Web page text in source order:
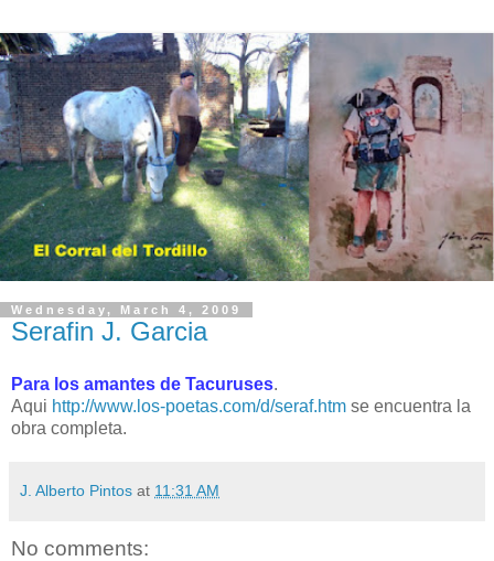
Wednesday, March 4, 2009
Serafin J. Garcia
Para los amantes de Tacuruses.
Aqui http://www.los-poetas.com/d/seraf.htm se encuentra la
obra completa.
J. Alberto Pintos at 11:31 AM
No comments: